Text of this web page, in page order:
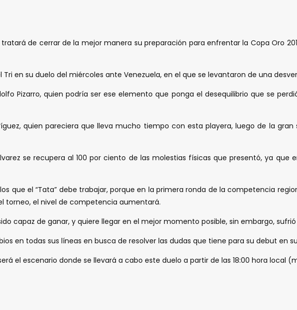
de cerrar de la mejor manera su preparación para enfrentar la Copa Oro
en su duelo del miércoles ante Venezuela, en el que se levantaron de una
Pizarro, quien podría ser ese elemento que ponga el desequilibrio que se
quien pareciera que lleva mucho tiempo con esta playera, luego de la
se recupera al 100 por ciento de las molestias físicas que presentó, ya que
que el “Tata” debe trabajar, porque en la primera ronda de la competencia
torneo, el nivel de competencia aumentará.
capaz de ganar, y quiere llegar en el mejor momento posible, sin embargo,
en todas sus líneas en busca de resolver las dudas que tiene para su debut en
el escenario donde se llevará a cabo este duelo a partir de las 18:00 hora local